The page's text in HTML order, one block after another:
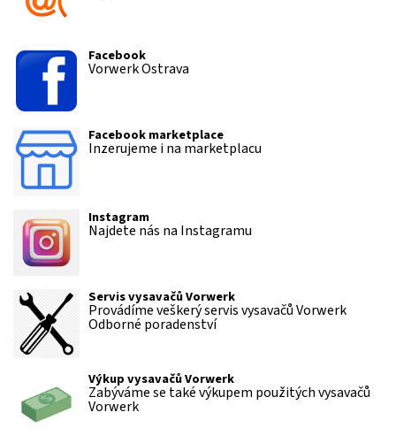
Facebook
Vorwerk Ostrava
Facebook marketplace
Inzerujeme i na marketplacu
Instagram
Najdete nás na Instagramu
Servis vysavačů Vorwerk
Provádíme veškerý servis vysavačů Vorwerk
Odborné poradenství
Výkup vysavačů Vorwerk
Zabýváme se také výkupem použitých vysavačů
Vorwerk